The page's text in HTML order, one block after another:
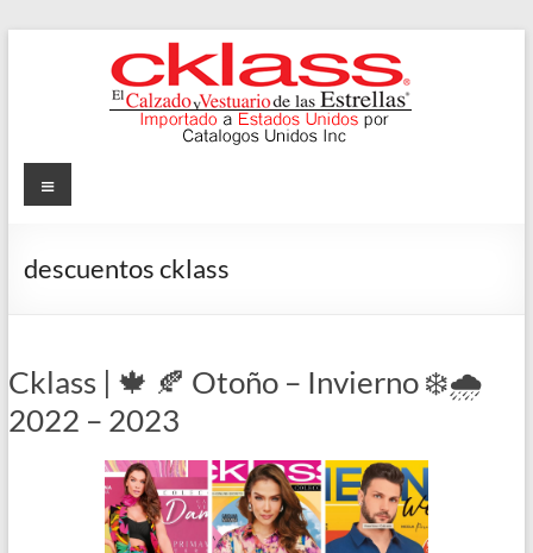
Cklass
y
Estrellas
Menu
descuentos cklass
Cklass | 🍁 🍂 Otoño – Invierno ❄️🌧️
2022 – 2023